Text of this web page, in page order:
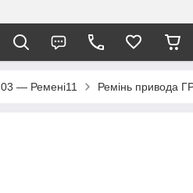
03 — Ремені11 Ремінь привода